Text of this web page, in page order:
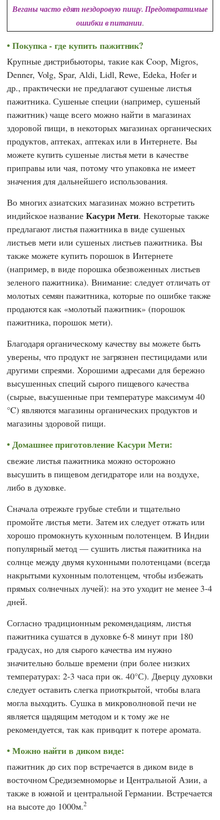
Веганы часто едят нездоровую пищу. Предотвратимые
ошибки в питании.
Покупка - где купить пажитник?
Крупные дистрибьюторы, такие какCoop, Migros,
Denner, Volg,Spar, Aldi, Lidl,Rewe,Edeka, Hoferи
др., практически не предлагают сушеные листья
пажитника. Сушеные специи (например, сушеный
пажитник) чаще всего можно найти в магазинах
здоровой пищи, в некоторых магазинах органических
продуктов, аптеках, аптеках или в Интернете. Вы
можете купить сушеные листья мети в качестве
приправы или чая, потому что упаковка не имеет
значения для дальнейшего использования.
Во многих азиатских магазинах можно встретить
индийское название Касури Мети. Некоторые также
предлагают листья пажитника в виде сушеных
листьев мети или сушеных листьев пажитника. Вы
также можете купить порошок в Интернете
(например, в виде порошка обезвоженных листьев
зеленого пажитника). Внимание: следует отличать от
молотых семян пажитника, которые по ошибке также
продаются как «молотый пажитник» (порошок
пажитника, порошок мети).
Благодаря органическому качеству вы можете быть
уверены, что продукт не загрязнен пестицидами или
другими спреями. Хорошими адресами для бережно
высушенных специй сырого пищевого качества
(сырые, высушенные при температуре максимум 40
°C) являются магазины органических продуктов и
магазины здоровой пищи.
Домашнее приготовление Касури Мети:
свежие листья пажитника можно осторожно
высушить в пищевом дегидраторе или на воздухе,
либо в духовке.
Сначала отрежьте грубые стебли и тщательно
промойте листья мети. Затем их следует отжать или
хорошо промокнуть кухонным полотенцем. В Индии
популярный метод — сушить листья пажитника на
солнце между двумя кухонными полотенцами (всегда
накрытыми кухонным полотенцем, чтобы избежать
прямых солнечных лучей): на это уходит не менее 3-4
дней.
Согласно традиционным рекомендациям, листья
пажитника сушатся в духовке 6-8 минут при 180
градусах, но для сырого качества им нужно
значительно больше времени (при более низких
температурах: 2-3 часа при ок. 40°С). Дверцу духовки
следует оставить слегка приоткрытой, чтобы влага
могла выходить. Сушка в микроволновой печи не
является щадящим методом и к тому же не
рекомендуется, так как приводит к потере аромата.
Можно найти в диком виде:
пажитник до сих пор встречается в диком виде в
восточном Средиземноморье и Центральной Азии, а
также в южной и центральной Германии. Встречается
на высоте до 1000м.2